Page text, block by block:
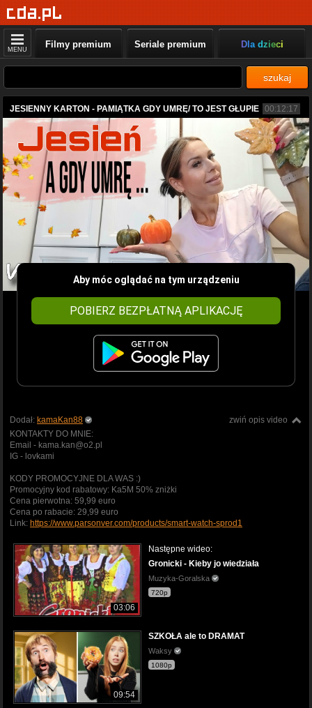
MENU Filmy premium Seriale premium Dla dzieci
szukaj
JESIENNY KARTON - PAMIĄTKA GDY UMRĘ/ TO JEST GŁUPIE 00:12:17
Aby móc oglądać na tym urządzeniu
POBIERZ BEZPŁATNĄ APLIKACJĘ
zwiń opis video
Dodał: kamaKan88
KONTAKTY DO MNIE:
Email - kama.kan@o2.pl
IG - lovkami
KODY PROMOCYJNE DLA WAS :)
Promocyjny kod rabatowy: Ka5M 50% zniżki
Cena pierwotna: 59,99 euro
Cena po rabacie: 29,99 euro
Link: https://www.parsonver.com/products/smart-watch-sprod1
03:06
Następne wideo:
Gronicki - Kieby jo wiedziała
Muzyka-Goralska
720p
09:54
SZKOŁA ale to DRAMAT
Waksy
1080p